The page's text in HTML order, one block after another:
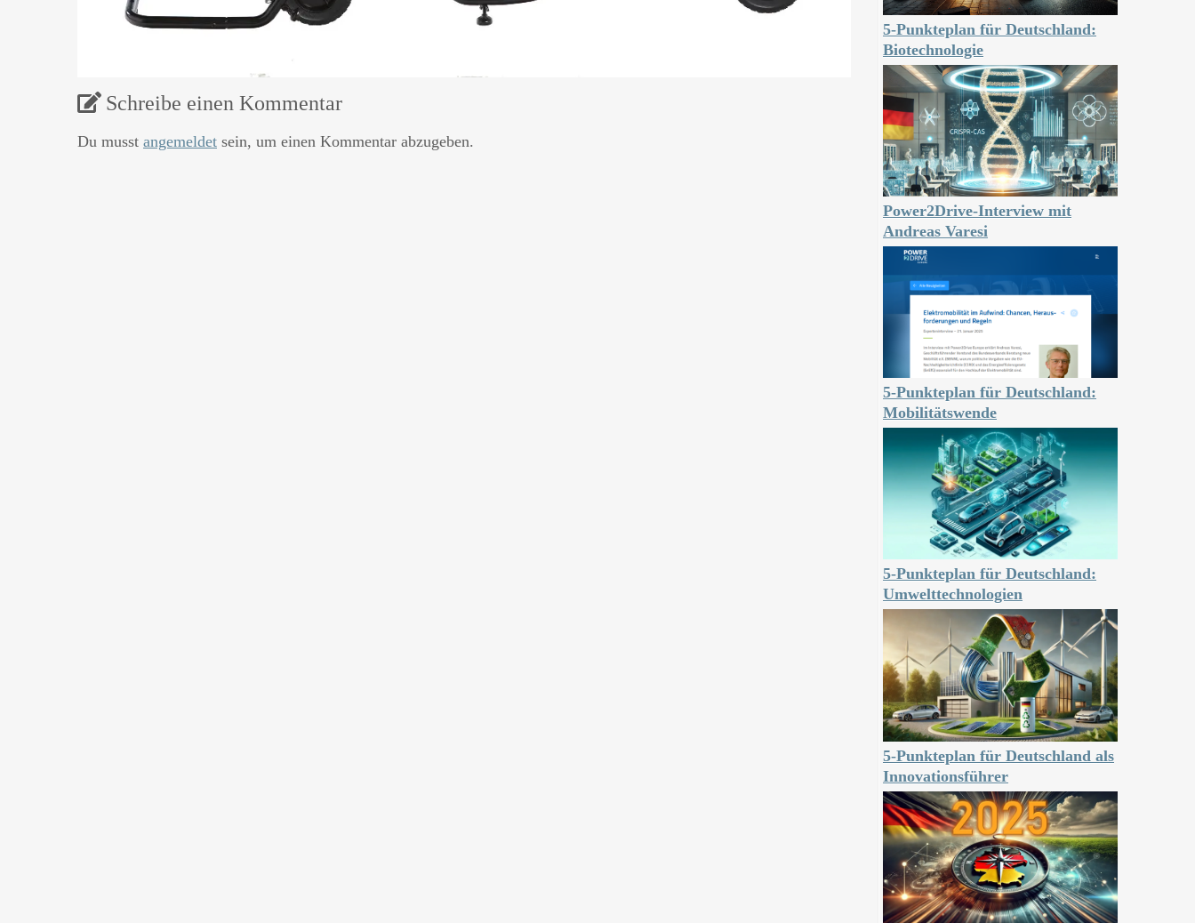
Schreibe einen Kommentar
Du musst angemeldet sein, um einen Kommentar abzugeben.
5-Punkteplan für Deutschland:
Biotechnologie
Power2Drive-Interview mit
Andreas Varesi
5-Punkteplan für Deutschland:
Mobilitätswende
5-Punkteplan für Deutschland:
Umwelttechnologien
5-Punkteplan für Deutschland als
Innovationsführer